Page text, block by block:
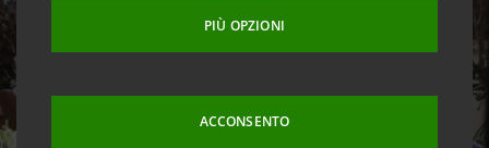
PIÙ OPZIONI
ACCONSENTO